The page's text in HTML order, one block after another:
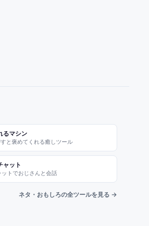
るマシン
と褒めてくれる癒しツール
ャット
ットでおじさんと会話
ネタ・おもしろの全ツールを見る →